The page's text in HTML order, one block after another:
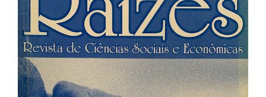
lateral
de
artigos